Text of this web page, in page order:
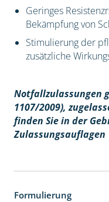
Geringes
Bekämpfung von
Stimulierung der
zusätzliche
Notfallzulassungen
1107/2009), z
finden Sie in der
Zulassungsauflagen
Formulierung